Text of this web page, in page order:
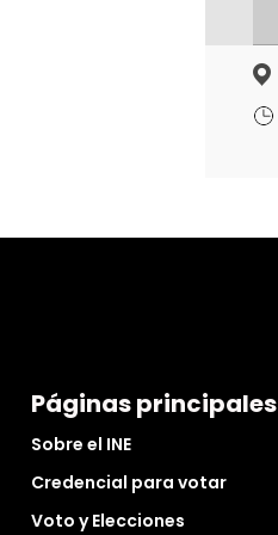
Páginas principales
Sobre el INE
Credencial para votar
Voto y Elecciones